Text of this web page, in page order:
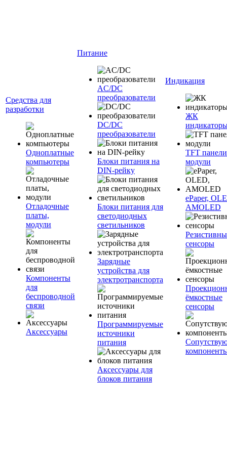
Средства для
разработки
Одноплатные
компьютеры
Отладочные
платы,
модули
Компоненты
для
беспроводной
связи
Аксессуары
Питание
AC/DC
преобразователи
DC/DC
преобразователи
Блоки питания на
DIN-рейку
Блоки питания для
светодиодных
светильников
Зарядные
устройства для
электротранспорта
Программируемые
источники
питания
Аксессуары для
блоков питания
Индикация
ЖК
TFT
модули
ePaper,
AMOLED
сенсоры
ёмкостные
сенсоры